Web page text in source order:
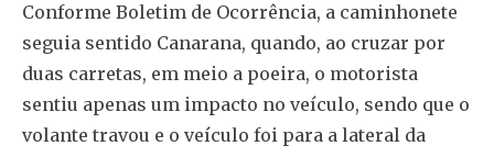
Conforme Boletim de Ocorrência, a caminhonete
seguia sentido Canarana, quando, ao cruzar por
duas carretas, em meio a poeira, o motorista
sentiu apenas um impacto no veículo, sendo que o
volante travou e o veículo foi para a lateral da